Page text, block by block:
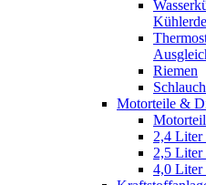
Riemen
Motorteile &
2,4
2,5
4,0 Liter